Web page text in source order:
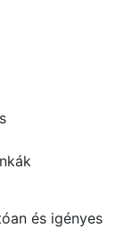
és igényes